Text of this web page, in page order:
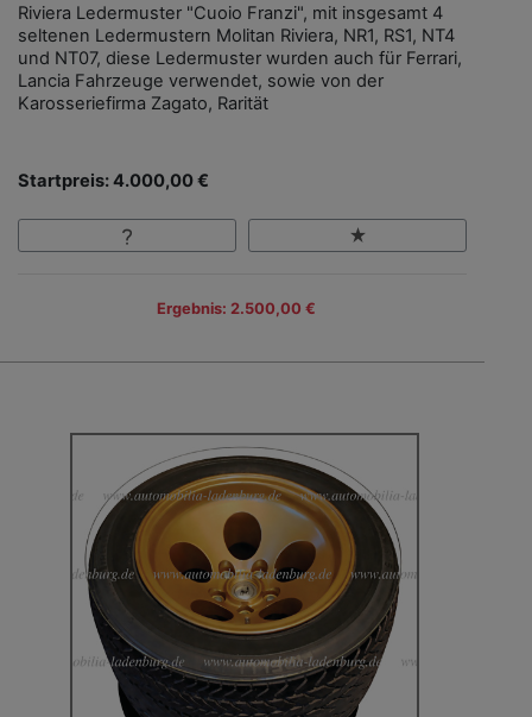
Riviera Ledermuster "Cuoio Franzi", mit insgesamt 4
seltenen Ledermustern Molitan Riviera, NR1, RS1, NT4
und NT07, diese Ledermuster wurden auch für Ferrari,
Lancia Fahrzeuge verwendet, sowie von der
Karosseriefirma Zagato, Rarität
Startpreis: 4.000,00 €
Ergebnis: 2.500,00 €